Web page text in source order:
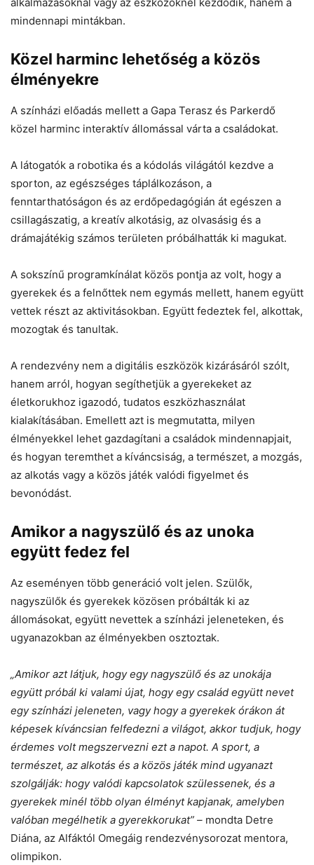
mindennapi mintákban.
Közel harminc lehetőség a közös
élményekre
A színházi előadás mellett a Gapa Terasz és Parkerdő
közel harminc interaktív állomással várta a családokat.
A látogatók a robotika és a kódolás világától kezdve a
sporton, az egészséges táplálkozáson, a
fenntarthatóságon és az erdőpedagógián át egészen a
csillagászatig, a kreatív alkotásig, az olvasásig és a
drámajátékig számos területen próbálhatták ki magukat.
A sokszínű programkínálat közös pontja az volt, hogy a
gyerekek és a felnőttek nem egymás mellett, hanem együtt
vettek részt az aktivitásokban. Együtt fedeztek fel, alkottak,
mozogtak és tanultak.
A rendezvény nem a digitális eszközök kizárásáról szólt,
hanem arról, hogyan segíthetjük a gyerekeket az
életkorukhoz igazodó, tudatos eszközhasználat
kialakításában. Emellett azt is megmutatta, milyen
élményekkel lehet gazdagítani a családok mindennapjait,
és hogyan teremthet a kíváncsiság, a természet, a mozgás,
az alkotás vagy a közös játék valódi figyelmet és
bevonódást.
Amikor a nagyszülő és az unoka
együtt fedez fel
Az eseményen több generáció volt jelen. Szülők,
nagyszülők és gyerekek közösen próbálták ki az
állomásokat, együtt nevettek a színházi jeleneteken, és
ugyanazokban az élményekben osztoztak.
„Amikor azt látjuk, hogy egy nagyszülő és az unokája
együtt próbál ki valami újat, hogy egy család együtt nevet
egy színházi jeleneten, vagy hogy a gyerekek órákon át
képesek kíváncsian felfedezni a világot, akkor tudjuk, hogy
érdemes volt megszervezni ezt a napot. A sport, a
természet, az alkotás és a közös játék mind ugyanazt
szolgálják: hogy valódi kapcsolatok szülessenek, és a
gyerekek minél több olyan élményt kapjanak, amelyben
valóban megélhetik a gyerekkorukat” – mondta Detre
Diána, az Alfáktól Omegáig rendezvénysorozat mentora,
olimpikon.